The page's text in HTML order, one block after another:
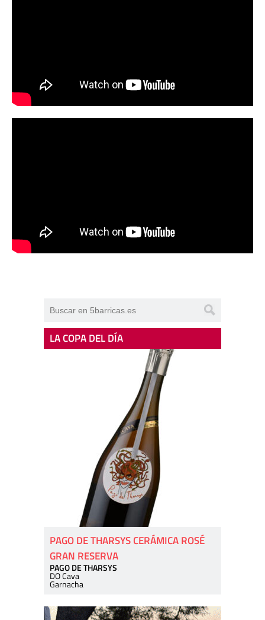
LA COPA DEL DÍA
PAGO DE THARSYS CERÁMICA ROSÉ
GRAN RESERVA
PAGO DE THARSYS
DO Cava
Garnacha